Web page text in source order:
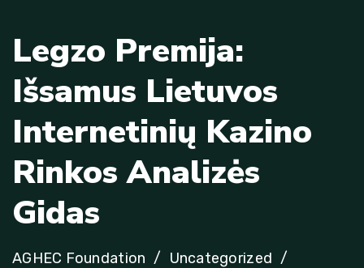
Legzo Premija:
Išsamus Lietuvos
Internetinių Kazino
Rinkos Analizės
Gidas
AGHEC Foundation
Uncategorized